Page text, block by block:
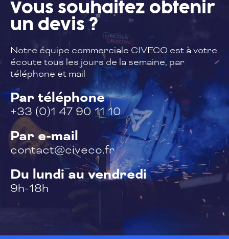
Vous souhaitez obtenir
un devis ?
Notre équipe commerciale CIVECO est àvotre
écoute tous les jours de la semaine, par
téléphone et mail
Par téléphone
+33 (0)1 47 90 11 10
Par e-mail
contact@civeco.fr
Du lundi au vendredi
9h-18h